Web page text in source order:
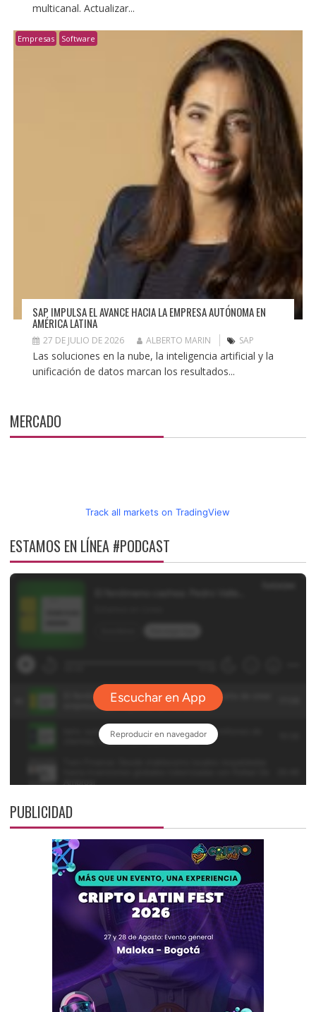
multicanal. Actualizar...
Empresas Software
SAP IMPULSA EL AVANCE HACIA LA EMPRESA AUTÓNOMA EN
AMÉRICA LATINA
27 DE JULIO DE 2026 ALBERTO MARIN SAP
Las soluciones en la nube, la inteligencia artificial y la
unificación de datos marcan los resultados...
MERCADO
Track all markets on TradingView
ESTAMOS EN LÍNEA #PODCAST
PUBLICIDAD